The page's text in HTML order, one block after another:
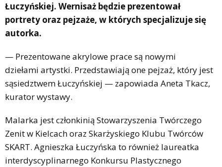
Łuczyńskiej. Wernisaż będzie prezentował
portrety oraz pejzaże, w których specjalizuje się
autorka.
— Prezentowane akrylowe prace są nowymi
dziełami artystki. Przedstawiają one pejzaż, który jest
sąsiedztwem Łuczyńskiej — zapowiada Aneta Tkacz,
kurator wystawy.
Malarka jest członkinią Stowarzyszenia Twórczego
Zenit w Kielcach oraz Skarżyskiego Klubu Twórców
SKART. Agnieszka Łuczyńska to również laureatka
interdyscyplinarnego Konkursu Plastycznego